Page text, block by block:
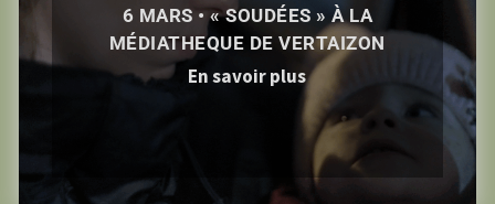
6 MARS • « SOUDÉES » À LA
MÉDIATHEQUE DE VERTAIZON
En savoir plus